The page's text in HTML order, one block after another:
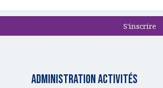
S'inscrire
administration activités